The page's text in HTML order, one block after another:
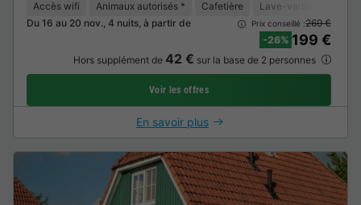
Accès wifi Animaux autorisés * Cafetière Lave-vaisselle
Du 16 au 20 nov., 4 nuits, à partir de
Prix conseillé :269 €
-26% 199 €
Hors supplément de 42 € sur la base de 2 personnes
Voir les offres
En savoir plus